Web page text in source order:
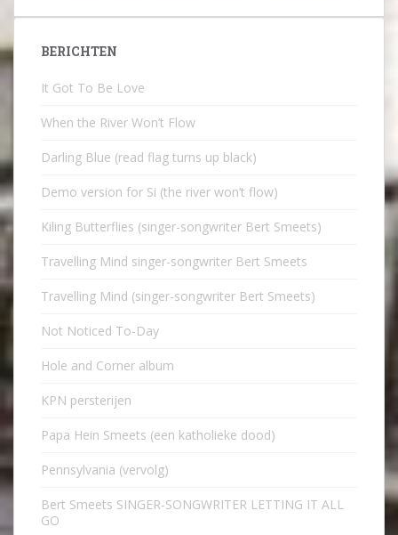
BERICHTEN
It Got To Be Love
When the River Won’t Flow
Darling Blue (read flag turns up black)
Demo version for Si (the river won’t flow)
Kiling Butterflies (singer-songwriter Bert Smeets)
Travelling Mind singer-songwriter Bert Smeets
Travelling Mind (singer-songwriter Bert Smeets)
Not Noticed To-Day
Hole and Corner album
KPN persterijen
Papa Hein Smeets (een katholieke dood)
Pennsylvania (vervolg)
Bert Smeets SINGER-SONGWRITER LETTING IT ALL
GO